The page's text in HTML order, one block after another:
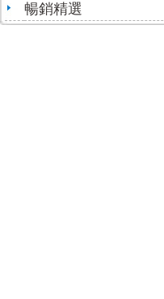
暢銷精選